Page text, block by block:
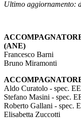
Ultimo aggiornamento:
(ANE)
Francesco Barni
Bruno Miramonti
Aldo Curatolo - spec.
Stefano Masini - spec.
Roberto Gallani - spec.
Elisabetta Zuccotti